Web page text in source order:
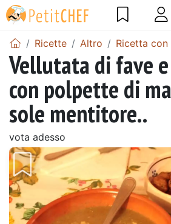
Ricette Altro Ricetta con
Vellutata di fave
con polpette di
sole mentitore..
vota adesso